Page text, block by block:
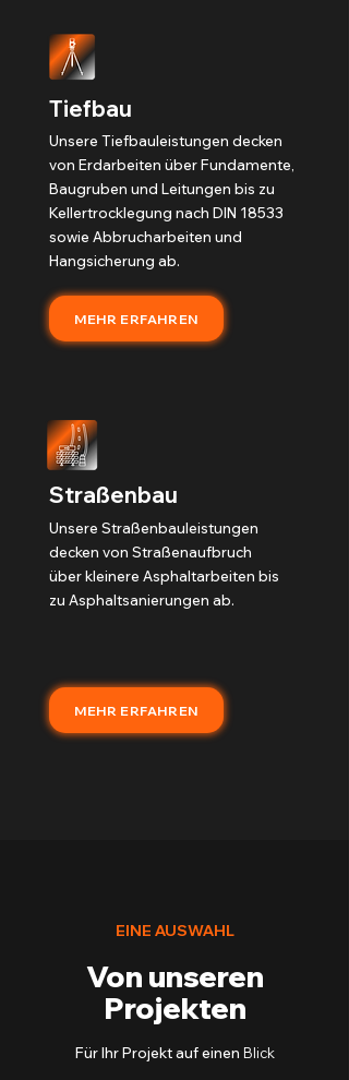
Tiefbau
Unsere Tiefbauleistungen decken
von Erdarbeiten über Fundamente,
Baugruben und Leitungen bis zu
Kellertrocklegung nach DIN 18533
sowie Abbrucharbeiten und
Hangsicherung ab.
MEHR ERFAHREN
Straßenbau
Unsere Straßenbauleistungen
decken von Straßenaufbruch
über kleinere Asphaltarbeiten bis
zu Asphaltsanierungen ab.
MEHR ERFAHREN
EINE AUSWAHL
Von unseren
Projekten
Für Ihr Projekt auf einen Blick